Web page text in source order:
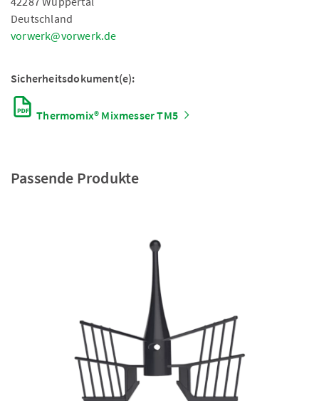
Deutschland
vorwerk@vorwerk.de
Sicherheitsdokument(e):
Thermomix® Mixmesser TM5
Passende Produkte